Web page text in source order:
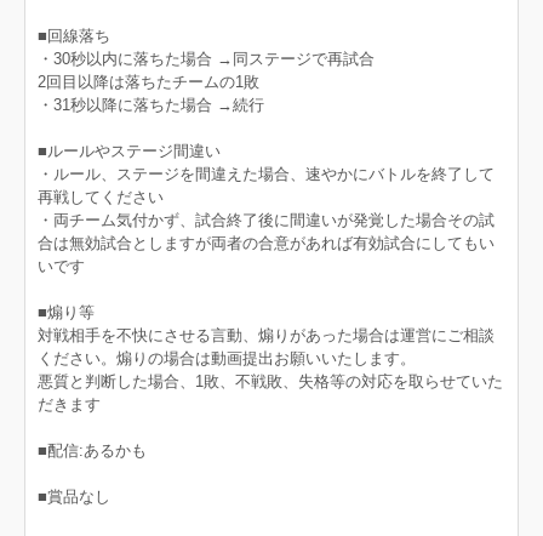
■回線落ち
・30秒以内に落ちた場合 →同ステージで再試合
2回目以降は落ちたチームの1敗
・31秒以降に落ちた場合 →続行
■ルールやステージ間違い
・ルール、ステージを間違えた場合、速やかにバトルを終了して
再戦してください
・両チーム気付かず、試合終了後に間違いが発覚した場合その試
合は無効試合としますが両者の合意があれば有効試合にしてもい
いです
■煽り等
対戦相手を不快にさせる言動、煽りがあった場合は運営にご相談
ください。煽りの場合は動画提出お願いいたします。
悪質と判断した場合、1敗、不戦敗、失格等の対応を取らせていた
だきます
■配信:あるかも
■賞品なし